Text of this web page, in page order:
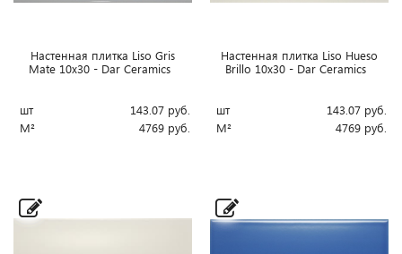
Настенная плитка Liso Gris
Mate 10x30 - Dar Ceramics
шт 143.07 руб.
М²
4769 руб.
Настенная плитка Liso Hueso
Brillo 10x30 - Dar Ceramics
шт 143.07 руб.
М²
4769 руб.